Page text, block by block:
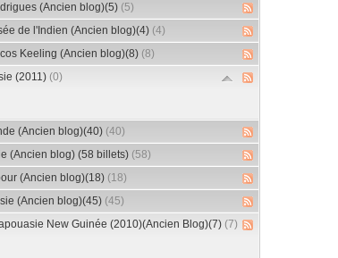
(Ancien blog)(5) (5)
de l'Indien (Ancien blog)(4) (4)
Keeling (Ancien blog)(8) (8)
(2011) (0)
(Ancien blog)(40) (40)
(Ancien blog) (58 billets) (58)
(Ancien blog)(18) (18)
(Ancien blog)(45) (45)
New Guinée (2010)(Ancien Blog)(7) (7)